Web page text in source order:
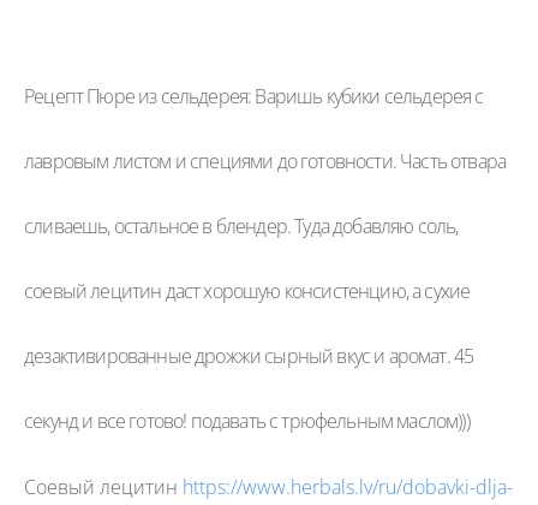
Рецепт Пюре из сельдерея:Варишь кубики сельдерея с
лавровым листом и специями до готовности. Часть отвара
сливаешь, остальное в блендер. Туда добавляю соль,
соевый лецитин даст хорошую консистенцию, а сухие
дезактивированные дрожжи сырный вкус и аромат. 45
секунд и все готово! подавать с трюфельным маслом)))
Соевый лецитин https://www.herbals.lv/ru/dobavki-dlja-